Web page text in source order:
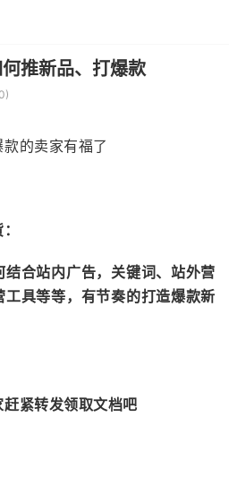
推新品、打爆款
的卖家有福了
合站内广告，关键词、站外营
具等等，有节奏的打造爆款新
紧转发领取文档吧